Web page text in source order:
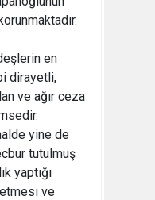
en
dirayetli,
ve ağır ceza
yine de
tutulmuş
yaptığı
etmesi ve